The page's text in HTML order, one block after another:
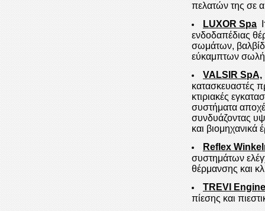
πελατών της σε
LUXOR Spa
ενδοδαπέδιας
σωμάτων,
εύκαμπτων
VALSIR SpA,
κατασκευαστές
κτιριακές
συστήματα
συνδυάζοντας
και βιομηχανικά
Reflex
συστημάτων
θέρμανσης και
TREVI
πίεσης και